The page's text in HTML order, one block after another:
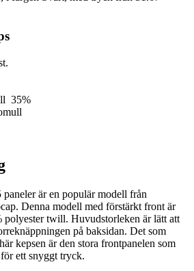
35%
paneler är en populär modell från
Denna modell med förstärkt front är
polyester twill. Huvudstorleken är lätt att
på baksidan. Det som
kepsen är den stora frontpanelen som
ett snyggt tryck.